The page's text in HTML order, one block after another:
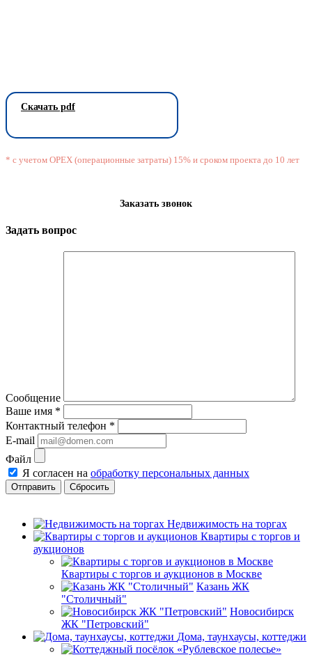
Скачать pdf
* с учетом OPEX (операционные затраты) 15% и сроком проекта до 10 лет
Заказать звонок
Задать вопрос
Сообщение
Ваше имя *
Контактный телефон *
E-mail
Файл
Я согласен на обработку персональных данных
Сбросить
Недвижимость на торгах
Квартиры с торгов и
аукционов
Квартиры с торгов и аукционов в Москве
Казань ЖК
"Столичный"
Новосибирск
ЖК "Петровский"
Дома, таунхаусы, коттеджи